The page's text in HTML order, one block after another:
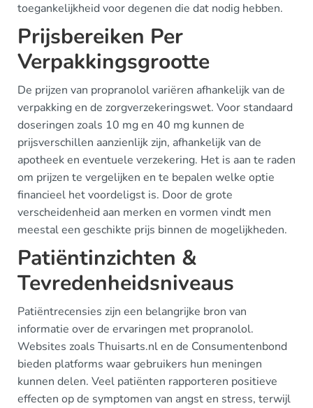
toegankelijkheid voor degenen die dat nodig hebben.
Prijsbereiken Per
Verpakkingsgrootte
De prijzen van propranolol variëren afhankelijk van de
verpakking en de zorgverzekeringswet. Voor standaard
doseringen zoals 10 mg en 40 mg kunnen de
prijsverschillen aanzienlijk zijn, afhankelijk van de
apotheek en eventuele verzekering. Het is aan te raden
om prijzen te vergelijken en te bepalen welke optie
financieel het voordeligst is. Door de grote
verscheidenheid aan merken en vormen vindt men
meestal een geschikte prijs binnen de mogelijkheden.
Patiëntinzichten &
Tevredenheidsniveaus
Patiëntrecensies zijn een belangrijke bron van
informatie over de ervaringen met propranolol.
Websites zoals Thuisarts.nl en de Consumentenbond
bieden platforms waar gebruikers hun meningen
kunnen delen. Veel patiënten rapporteren positieve
effecten op de symptomen van angst en stress, terwijl